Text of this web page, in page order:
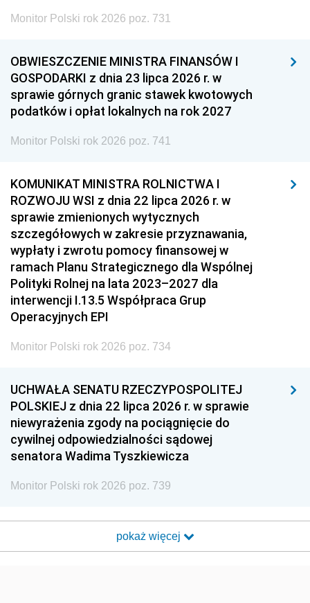
Monitor Polski rok 2026 poz. 731
OBWIESZCZENIE MINISTRA FINANSÓW I
GOSPODARKI z dnia 23 lipca 2026 r. w
sprawie górnych granic stawek kwotowych
podatków i opłat lokalnych na rok 2027
Monitor Polski rok 2026 poz. 741
KOMUNIKAT MINISTRA ROLNICTWA I
ROZWOJU WSI z dnia 22 lipca 2026 r. w
sprawie zmienionych wytycznych
szczegółowych w zakresie przyznawania,
wypłaty i zwrotu pomocy finansowej w
ramach Planu Strategicznego dla Wspólnej
Polityki Rolnej na lata 2023–2027 dla
interwencji I.13.5 Współpraca Grup
Operacyjnych EPI
Monitor Polski rok 2026 poz. 734
UCHWAŁA SENATU RZECZYPOSPOLITEJ
POLSKIEJ z dnia 22 lipca 2026 r. w sprawie
niewyrażenia zgody na pociągnięcie do
cywilnej odpowiedzialności sądowej
senatora Wadima Tyszkiewicza
Monitor Polski rok 2026 poz. 739
pokaż więcej